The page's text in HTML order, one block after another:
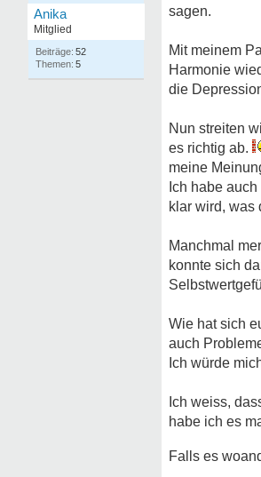
Anika
Mitglied
52
5
sagen.
Mit meinem
Harmonie
die
Nun streiten
es richtig ab.
meine
Ich habe
klar wird, was
Manchmal
konnte sich
Wie hat sich
auch
Ich würde
Ich weiss,
habe ich es
Falls es